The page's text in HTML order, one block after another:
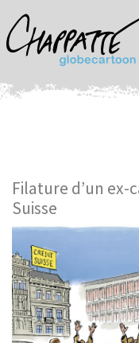
Filature d’un ex-
Suisse